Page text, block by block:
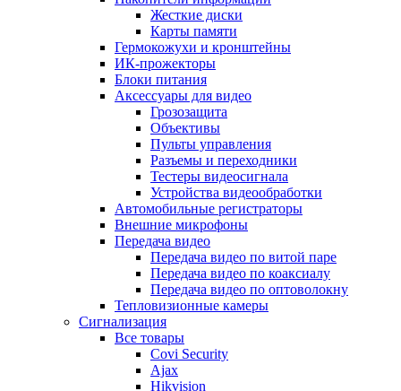
Жесткие диски
Карты памяти
Гермокожухи и кронштейны
ИК-прожекторы
Блоки питания
Аксессуары для видео
Грозозащита
Объективы
Пульты управления
Разъемы и переходники
Тестеры видеосигнала
Устройства видеообработки
Автомобильные регистраторы
Внешние микрофоны
Передача видео
Передача видео по витой паре
Передача видео по коаксиалу
Передача видео по оптоволокну
Тепловизионные камеры
Сигнализация
Все товары
Covi Security
Ajax
Hikvision